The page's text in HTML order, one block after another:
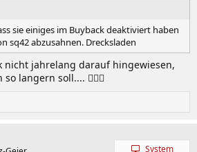
sie einiges im Buyback deaktiviert haben
sq42 abzusahnen. Drecksladen
nicht jahrelang darauf hingewiesen,
langern soll.... 🤦🏻‍♂
System